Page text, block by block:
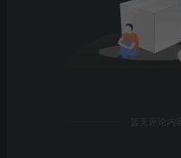
暂无评论内容